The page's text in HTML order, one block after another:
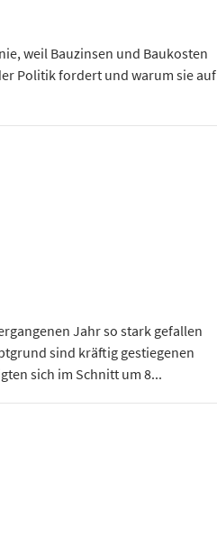
weil Bauzinsen und Baukosten
Politik fordert und warum sie auf
Jahr so stark gefallen
sind kräftig gestiegenen
sich im Schnitt um 8...